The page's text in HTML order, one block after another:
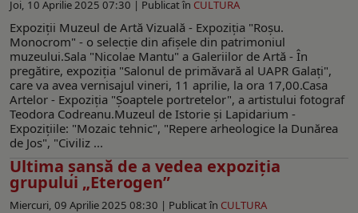
Joi, 10 Aprilie 2025 07:30 | Publicat în CULTURA
Expoziţii Muzeul de Artă Vizuală - Expoziţia "Roşu.
Monocrom" - o selecţie din afişele din patrimoniul
muzeului.Sala "Nicolae Mantu" a Galeriilor de Artă - În
pregătire, expoziţia "Salonul de primăvară al UAPR Galaţi",
care va avea vernisajul vineri, 11 aprilie, la ora 17,00.Casa
Artelor - Expoziţia "Şoaptele portretelor", a artistului fotograf
Teodora Codreanu.Muzeul de Istorie şi Lapidarium -
Expoziţiile: "Mozaic tehnic", "Repere arheologice la Dunărea
de Jos", "Civiliz ...
Ultima şansă de a vedea expoziția
grupului „Eterogen”
Miercuri, 09 Aprilie 2025 08:30 | Publicat în CULTURA